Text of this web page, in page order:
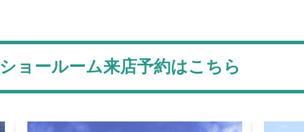
ショールーム来店予約はこちら